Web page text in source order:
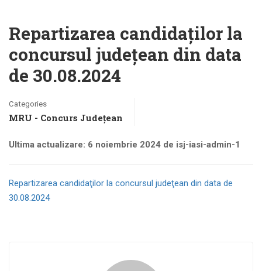
Repartizarea candidaţilor la
concursul judeţean din data
de 30.08.2024
Categories
MRU - Concurs Județean
Ultima actualizare: 6 noiembrie 2024 de isj-iasi-admin-1
Repartizarea candidaţilor la concursul judeţean din data de
30.08.2024